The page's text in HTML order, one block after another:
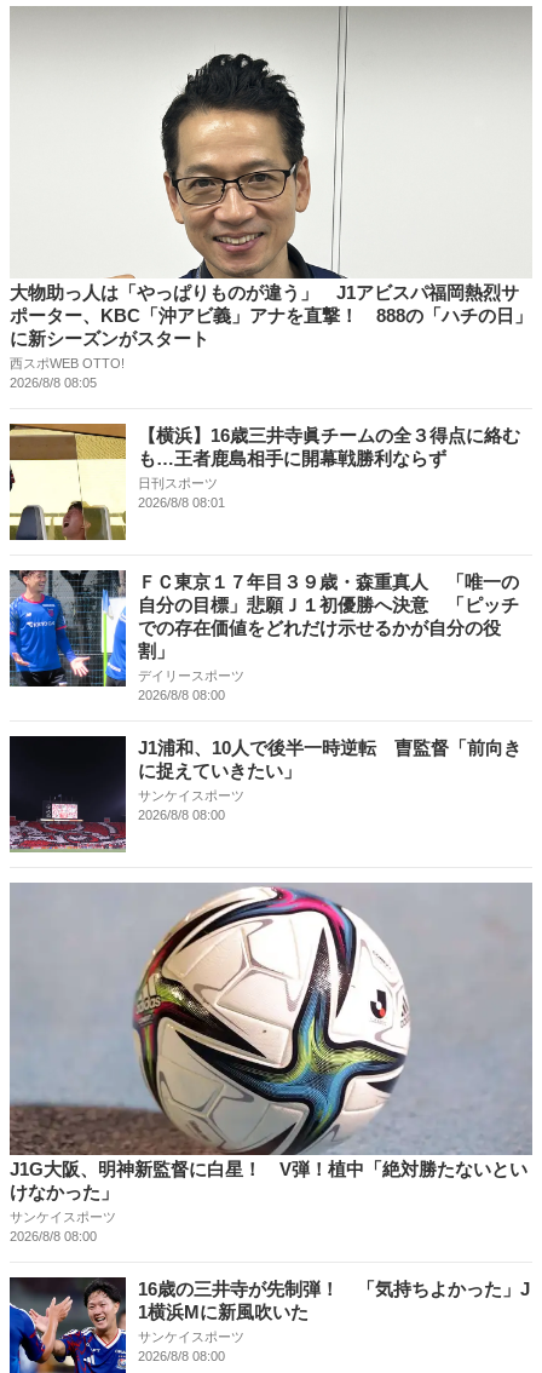
大物助っ人は「やっぱりものが違う」 J1アビスパ福岡熱烈サ
ポーター、KBC「沖アビ義」アナを直撃！ 888の「ハチの日」
に新シーズンがスタート
西スポWEB OTTO!
2026/8/8 08:05
【横浜】16歳三井寺眞チームの全３得点に絡む
も…王者鹿島相手に開幕戦勝利ならず
日刊スポーツ
2026/8/8 08:01
ＦＣ東京１７年目３９歳・森重真人 「唯一の
自分の目標」悲願Ｊ１初優勝へ決意 「ピッチ
での存在価値をどれだけ示せるかが自分の役
割」
デイリースポーツ
2026/8/8 08:00
J1浦和、10人で後半一時逆転 曺監督「前向き
に捉えていきたい」
サンケイスポーツ
2026/8/8 08:00
J1G大阪、明神新監督に白星！ V弾！植中「絶対勝たないとい
けなかった」
サンケイスポーツ
2026/8/8 08:00
16歳の三井寺が先制弾！ 「気持ちよかった」J
1横浜Mに新風吹いた
サンケイスポーツ
2026/8/8 08:00